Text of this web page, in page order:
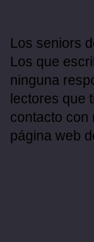
Los seniors
Los que
ninguna
lectores que
contacto con
página web